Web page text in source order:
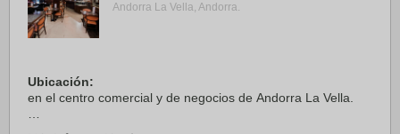
Andorra La Vella, Andorra.
Ubicación:
en el centro comercial y de negocios de Andorra La Vella.